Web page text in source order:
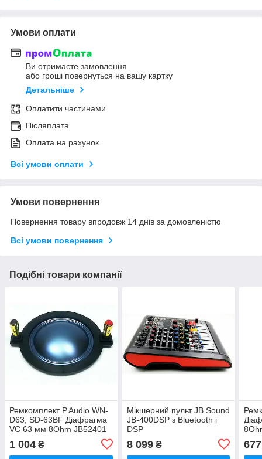
Умови оплати
Ви отримаєте замовлення
або гроші повернуться на вашу картку
Детальніше
Оплатити частинами
Післяплата
Оплата на рахунок
Всі умови оплати
Умови повернення
Повернення товару впродовж 14 днів за домовленістю
Всі умови повернення
Подібні товари компанії
Ремкомплект P.Audio WN-
D63, SD-63BF Діафрагма
VC 63 мм 8Ohm JB52401
1 004 ₴
Мікшерний пульт JB Sound
JB-400DSP з Bluetooth і
DSP
8 099₴ 677